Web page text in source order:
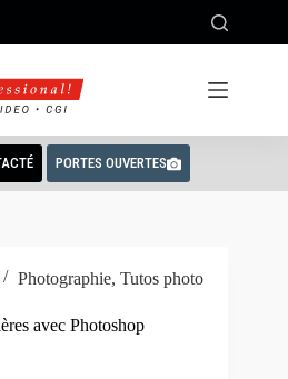
PORTES OUVERTES
Photographie, Tutos photo
avec Photoshop